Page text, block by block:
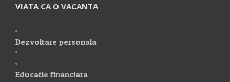
VIATA CA O VACANTA
Dezvoltare personala
Educatie financiara